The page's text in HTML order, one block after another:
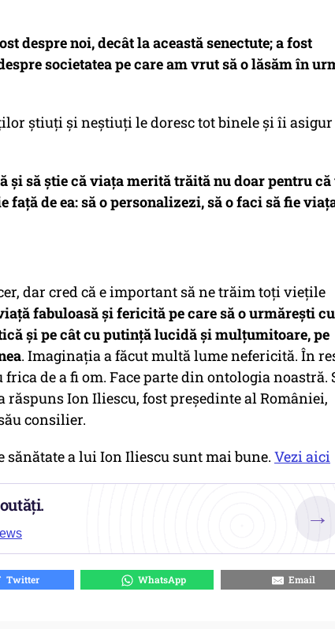
despre noi, decât la această senectute; a fost
societatea pe care am vrut să o lăsăm în
știuți și neștiuți le doresc tot binele și îi asigur
și să știe că viața merită trăită nu doar pentru
față de ea: să o personalizezi, să o faci să fie
dar cred că e important să ne trăim toți viețile
fabuloasă și fericită pe care să o urmărești cu
și pe cât cu putință lucidă și mulțumitoare, pe
. Imaginația a făcut multă lume nefericită. În
de a fi om. Face parte din ontologia noastră.
răspuns Ion Iliescu, fost președinte al României,
consilier.
sănătate a lui Ion Iliescu sunt mai bune. Vezi aici
→
Twitter WhatsApp Email